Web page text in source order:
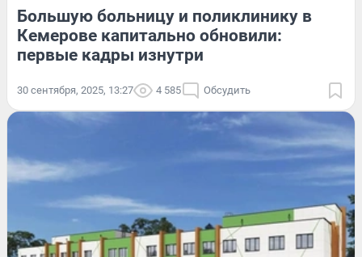
Большую больницу и поликлинику в
Кемерове капитально обновили:
первые кадры изнутри
30 сентября, 2025, 13:27 4 585 Обсудить